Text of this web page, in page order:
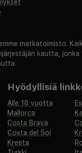
matkatoimisto.
kautta,
Hyödyllisiä
Alle 18 vuotta
Mallorca
Costa Brava
Costa del Sol
Kreeta